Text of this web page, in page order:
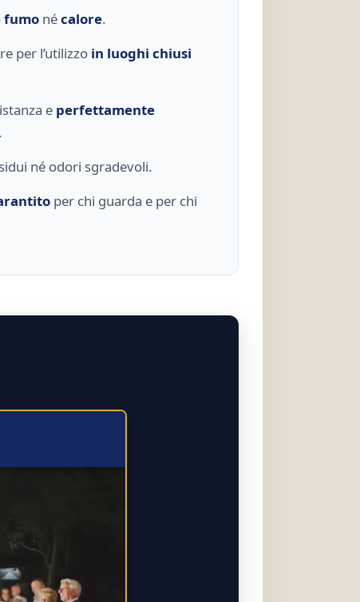
fumo nécalore.
per l’utilizzo in luoghi chiusi
e perfettamente
.
né odori sgradevoli.
per chi guarda e per chi